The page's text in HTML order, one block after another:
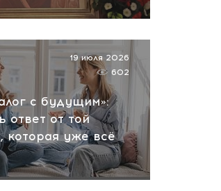
с будущим»:
ответ от той
которая уже всё
19 июля 2026
602